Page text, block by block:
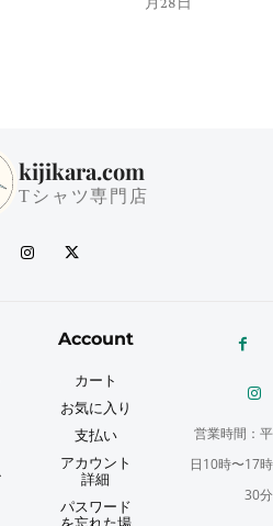
kijikara.com
Tシャツ専門店
Account
カート
お気に入り
支払い
アカウント
詳細
パスワード
営業時間：平
日10時〜17時
30分